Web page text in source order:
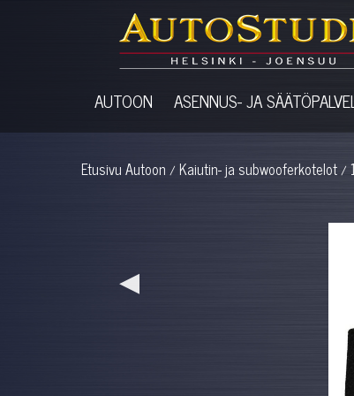
AUTOON ASENNUS- JA
EtusivuAutoon / Kaiutin- ja subwooferkotelot/
◀